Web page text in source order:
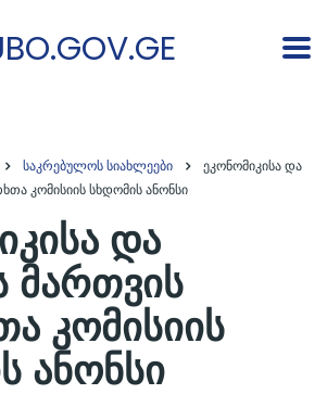
საკრებულოს სიახლეები
ეკონომიკისა და
კომისიის სხდომის ანონსი
და
მართვის
კომისიის
ანონსი